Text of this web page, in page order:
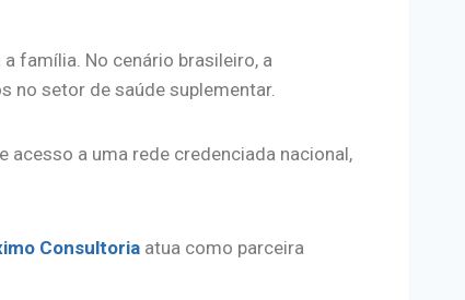
família. No cenário brasileiro, a
no setor de saúde suplementar.
a uma rede credenciada nacional,
Consultoria atua como parceira